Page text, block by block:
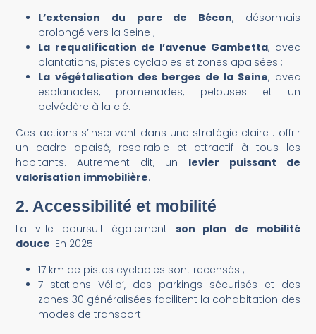
L’extension du parc de Bécon, désormais
prolongé vers la Seine ;
La requalification de l’avenue Gambetta, avec
plantations, pistes cyclables et zones apaisées ;
La végétalisation des berges de la Seine, avec
esplanades, promenades, pelouses et un
belvédère à la clé.
Ces actions s’inscrivent dans une stratégie claire : offrir
un cadre apaisé, respirable et attractif à tous les
habitants. Autrement dit, un levier puissant de
valorisation immobilière.
2.Accessibilité et mobilité
La ville poursuit également son plan de mobilité
douce. En 2025 :
17 km de pistes cyclables sont recensés ;
7 stations Vélib’, des parkings sécurisés et des
zones 30 généralisées facilitent la cohabitation des
modes de transport.